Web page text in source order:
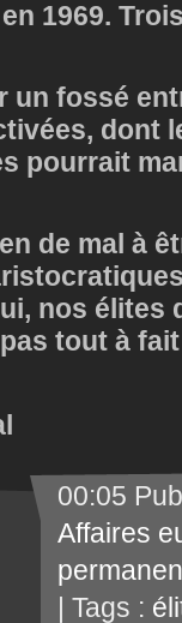
1969.
un fossé
dont
pourrait
de mal à
nos élites
tout à
00:05
Affaires
| Tags :